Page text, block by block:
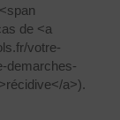
de <a
votre-
demarches-
a>).